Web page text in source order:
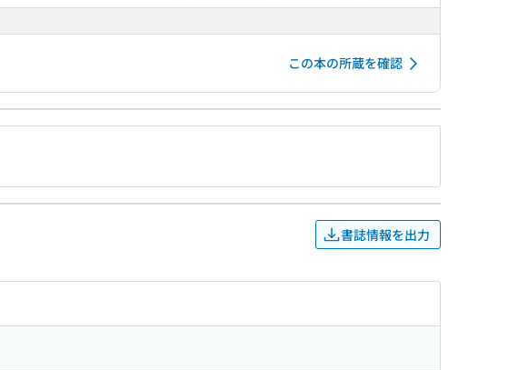
この本の所蔵を確認
書誌情報を出力